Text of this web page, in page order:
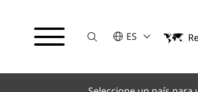
SuchePOR FAVOR
ES
English
Español
Français